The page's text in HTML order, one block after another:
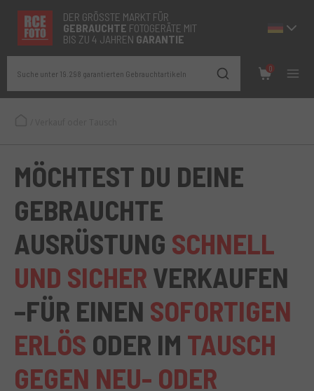
DER GRÖSSTE MARKT FÜR
GEBRAUCHTE FOTOGERÄTE MIT
BIS ZU 4 JAHREN GARANTIE
Suche unter 19.298 garantierten Gebrauchtartikeln
0
MÖCHTEST DU DEINE
GEBRAUCHTE
AUSRÜSTUNG SCHNELL
UND SICHER VERKAUFEN
–FÜR EINEN SOFORTIGEN
ERLÖS ODER IM TAUSCH
GEGEN NEU- ODER